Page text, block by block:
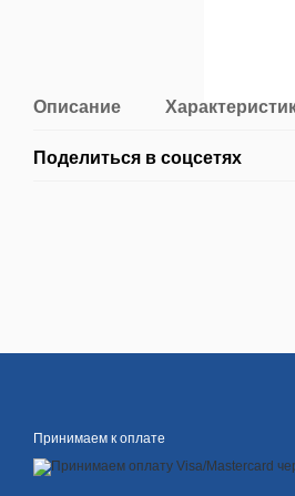
Описание
Поделиться в соцсетях
Принимаем к оплате